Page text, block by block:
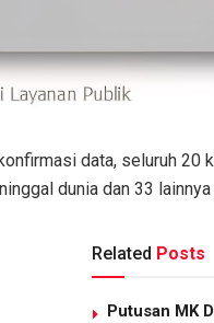
data, seluruh 20
dunia dan 33 lainnya
Related Posts
Putusan MK